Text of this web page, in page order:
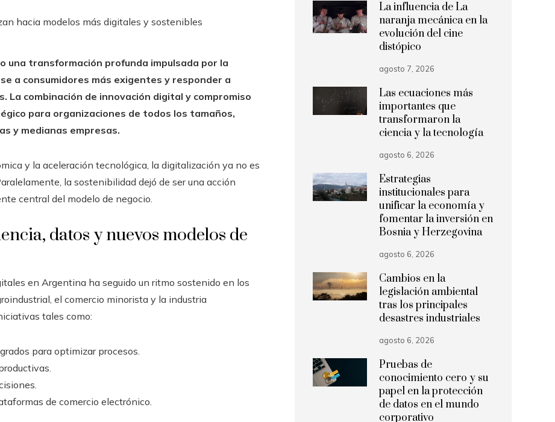
transformación profunda impulsada por la
a consumidores más exigentes y responder a
La combinación de innovación digital y compromiso
para organizaciones de todos los tamaños,
y medianas empresas.
y la aceleración tecnológica, la digitalización ya no es
la sostenibilidad dejó de ser una acción
central del modelo de negocio.
datos y nuevos modelos de
en Argentina ha seguido un ritmo sostenido en los
el comercio minorista y la industria
tales como:
para optimizar procesos.
de comercio electrónico.
La influencia de La
naranja mecánica en la
evolución del cine
distópico
agosto 7, 2026
Las ecuaciones más
importantes que
transformaron la
ciencia y la tecnología
agosto 6, 2026
Estrategias
institucionales para
unificar la economía y
fomentar la inversión en
Bosnia y Herzegovina
agosto 6, 2026
Cambios en la
legislación ambiental
tras los principales
desastres industriales
agosto 6, 2026
Pruebas de
conocimiento cero y su
papel en la protección
de datos en el mundo
corporativo